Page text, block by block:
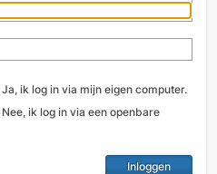
Ja, ik log in via mijn eigen computer.
Nee, ik log in via een openbare